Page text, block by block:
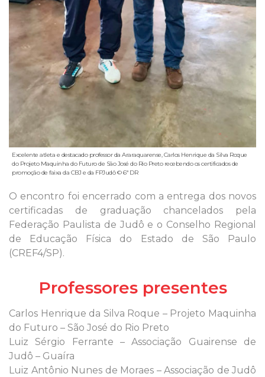
Excelente atleta e destacado professor da Araraquarense, Carlos Henrique da Silva Roque
do Projeto Maquinha do Futuro de São José do Rio Preto recebendo os certificados de
promoção de faixa da CBJ e da FPJudô © 6ª DR
O encontro foi encerrado com a entrega dos novos
certificadas de graduação chancelados pela
Federação Paulista de Judô e o Conselho Regional
de Educação Física do Estado de São Paulo
(CREF4/SP).
Professores presentes
Carlos Henrique da Silva Roque – Projeto Maquinha
do Futuro – São José do Rio Preto
Luiz Sérgio Ferrante – Associação Guairense de
Judô – Guaíra
Luiz Antônio Nunes de Moraes – Associação de Judô